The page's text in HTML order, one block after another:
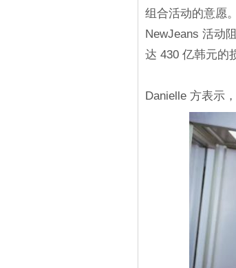
组合活动的意愿
NewJeans 活动
达 430 亿韩元的
Danielle 方表示